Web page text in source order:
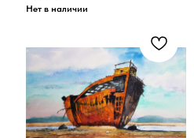
Нет в наличии